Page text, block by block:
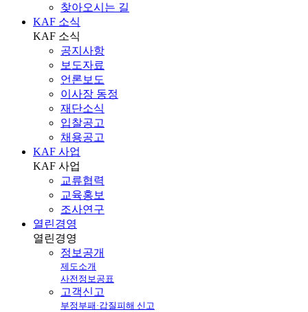
찾아오시는 길
KAF 소식
KAF 소식
공지사항
보도자료
언론보도
이사장 동정
재단소식
입찰공고
채용공고
KAF 사업
KAF 사업
교류협력
교육홍보
조사연구
열린경영
열린경영
정보공개
제도소개
사전정보공표
고객신고
부정부패·갑질피해 신고